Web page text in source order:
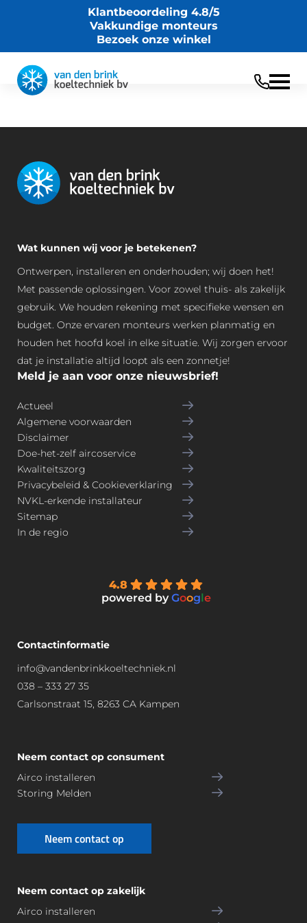
Klantbeoordeling 4.8/5
Vakkundige monteurs
Bezoek onze winkel
Wat kunnen wij voor je betekenen?
Ontwerpen, installeren en onderhouden; wij doen het!
Met passende oplossingen. Voor zowel thuis- als zakelijk
gebruik. We houden rekening met specifieke wensen en
budget. Onze ervaren monteurs werken planmatig en
houden het hoofd koel in elke situatie. Wij zorgen ervoor
dat je installatie altijd loopt als een zonnetje!
Meld je aan voor onze nieuwsbrief!
Actueel
Algemene voorwaarden
Disclaimer
Doe-het-zelf aircoservice
Kwaliteitszorg
Privacybeleid & Cookieverklaring
NVKL-erkende installateur
Sitemap
In de regio
4.8
powered by Google
Contactinformatie
info@vandenbrinkkoeltechniek.nl
038 – 333 27 35
Carlsonstraat 15, 8263 CA Kampen
Neem contact op consument
Airco installeren
Storing Melden
Neem contact op
Neem contact op zakelijk
Airco installeren